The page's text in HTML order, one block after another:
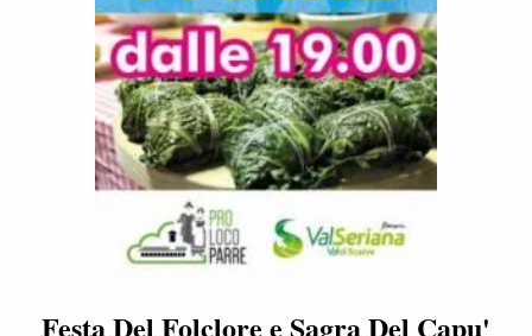
Festa Del Folclore e Sagra Del Capu'